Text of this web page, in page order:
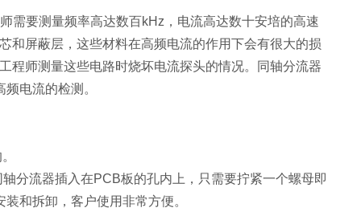
要测量频率高达数百kHz，电流高达数十安培的高速
和屏蔽层，这些材料在高频电流的作用下会有很大的损
程师测量这些电路时烧坏电流探头的情况。同轴分流器
电流的检测。
分流器插入在PCB板的孔内上，只需要拧紧一个螺母即
和拆卸，客户使用非常方便。